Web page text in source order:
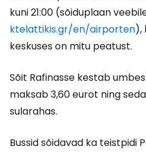
kuni 21:00 (sõiduplaan
ktelattikis.gr/en/airporten),
keskuses on mitu peatust.
Sõit Rafinasse kestab
maksab 3,60 eurot ning
sularahas.
Bussid sõidavad ka teistpidi